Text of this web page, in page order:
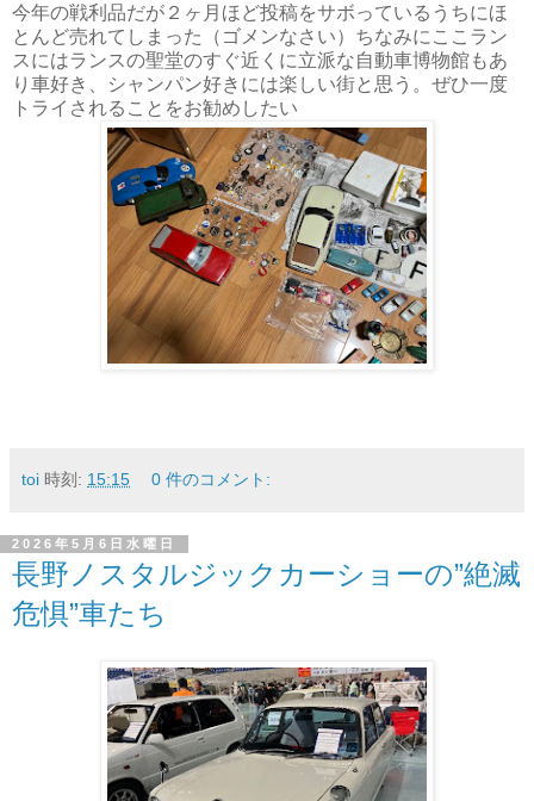
今年の戦利品だが２ヶ月ほど投稿をサボっているうちにほ
とんど売れてしまった（ゴメンなさい）ちなみにここラン
スにはランスの聖堂のすぐ近くに立派な自動車博物館もあ
り車好き、シャンパン好きには楽しい街と思う。ぜひ一度
トライされることをお勧めしたい
toi 時刻: 15:15 0 件のコメント:
2026年5月6日水曜日
長野ノスタルジックカーショーの”絶滅
危惧”車たち